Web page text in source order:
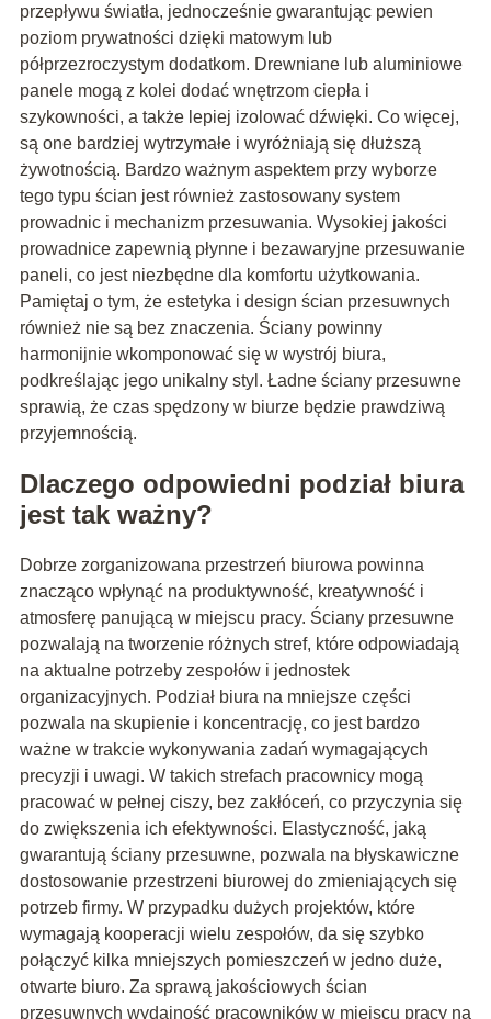
przepływu światła, jednocześnie gwarantując pewien
poziom prywatności dzięki matowym lub
półprzezroczystym dodatkom. Drewniane lub aluminiowe
panele mogą z kolei dodać wnętrzom ciepła i
szykowności, a także lepiej izolować dźwięki. Co więcej,
są one bardziej wytrzymałe i wyróżniają się dłuższą
żywotnością. Bardzo ważnym aspektem przy wyborze
tego typu ścian jest również zastosowany system
prowadnic i mechanizm przesuwania. Wysokiej jakości
prowadnice zapewnią płynne i bezawaryjne przesuwanie
paneli, co jest niezbędne dla komfortu użytkowania.
Pamiętaj o tym, że estetyka i design ścian przesuwnych
również nie są bez znaczenia. Ściany powinny
harmonijnie wkomponować się w wystrój biura,
podkreślając jego unikalny styl. Ładne ściany przesuwne
sprawią, że czas spędzony w biurze będzie prawdziwą
przyjemnością.
Dlaczego odpowiedni podział biura
jest tak ważny?
Dobrze zorganizowana przestrzeń biurowa powinna
znacząco wpłynąć na produktywność, kreatywność i
atmosferę panującą w miejscu pracy. Ściany przesuwne
pozwalają na tworzenie różnych stref, które odpowiadają
na aktualne potrzeby zespołów i jednostek
organizacyjnych. Podział biura na mniejsze części
pozwala na skupienie i koncentrację, co jest bardzo
ważne w trakcie wykonywania zadań wymagających
precyzji i uwagi. W takich strefach pracownicy mogą
pracować w pełnej ciszy, bez zakłóceń, co przyczynia się
do zwiększenia ich efektywności. Elastyczność, jaką
gwarantują ściany przesuwne, pozwala na błyskawiczne
dostosowanie przestrzeni biurowej do zmieniających się
potrzeb firmy. W przypadku dużych projektów, które
wymagają kooperacji wielu zespołów, da się szybko
połączyć kilka mniejszych pomieszczeń w jedno duże,
otwarte biuro. Za sprawą jakościowych ścian
przesuwnych wydajność pracowników w miejscu pracy na